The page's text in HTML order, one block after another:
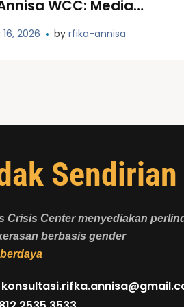
WCC: Media
Kesehatan Mental,
2026 by rfika-annisa
Sendirian
Crisis Center menyediakan
berbasis gender